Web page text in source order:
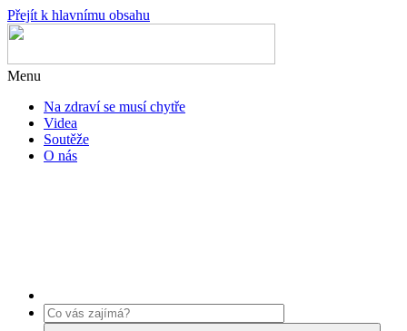
Přejít k hlavnímu obsahu
Menu
Na zdraví se musí chytře
Videa
Soutěže
O nás